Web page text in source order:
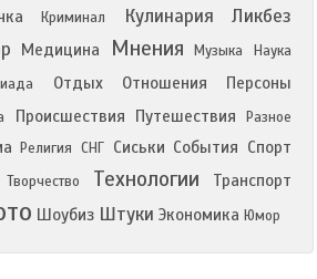
Криминал Кулинария Ликбез
Медицина Мнения Музыка Наука
Отдых Отношения Персоны
Происшествия Путешествия
Разное
Религия СНГ Сиськи События Спорт
Творчество Технологии Транспорт
Шоубиз Штуки Экономика Юмор